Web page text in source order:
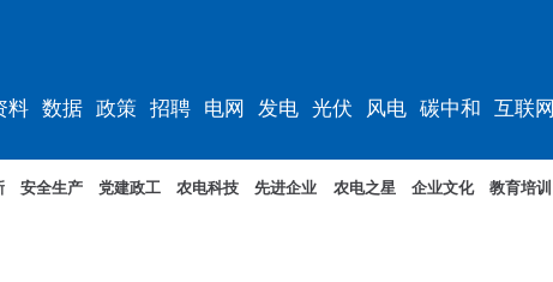
料 数据 政策 招聘 电网 发电 光伏 风电 碳中和 互联网
安全生产 党建政工 农电科技 先进企业 农电之星 企业文化 教育培训